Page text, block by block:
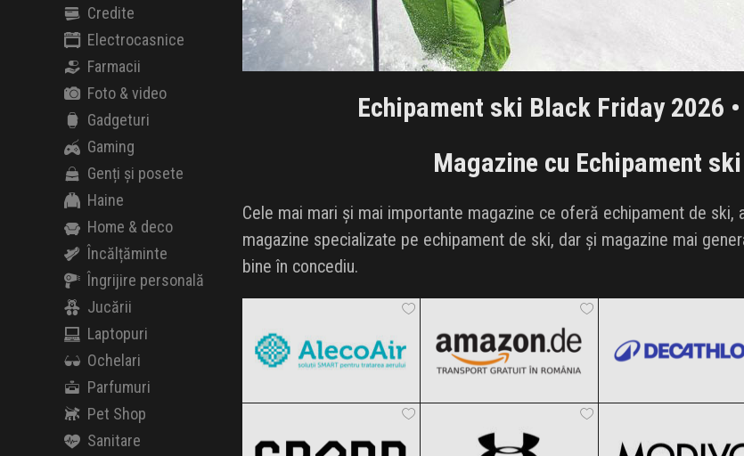
Credite
Electrocasnice
Farmacii
Foto & video
Gadgeturi
Gaming
Genți și posete
Haine
Home & deco
Încălțăminte
Îngrijire personală
Jucării
Laptopuri
Ochelari
Parfumuri
Pet Shop
Sanitare
Echipament ski Black Friday 2026
Magazine cu Echipament
Cele mai mari și mai importante magazine ce oferă echipament de
magazine specializate pe echipament de ski, dar și magazine mai
bine în concediu.
Clic și Vezi Ofertele! Clic și Vezi Ofertele! Clic și Vezi Ofertele!